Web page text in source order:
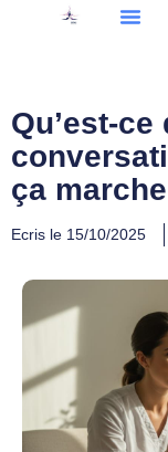
Qu’est-ce
ça
Ecris le 15/10/2025